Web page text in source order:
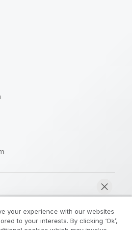
Ürün Koşulları
your experience with our websites
to your interests. By clicking ‘Ok’,